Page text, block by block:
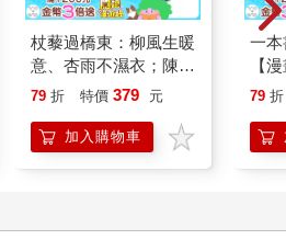
杖藜過橋東：柳風生暖
意、杏雨不濕衣；陳亮
恭談以心轉境的適齡漫
79 折 特價 379 元
加入購物車
一
【
行
「
學方
79 折